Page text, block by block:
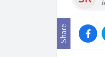
Share